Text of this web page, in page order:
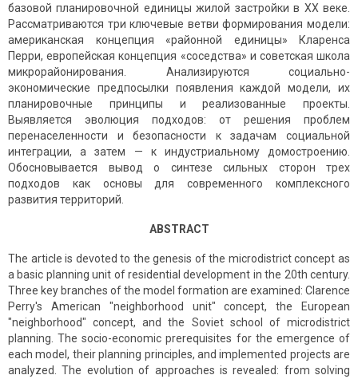
базовой планировочной единицы жилой застройки в XX веке.
Рассматриваются три ключевые ветви формирования модели:
американская концепция «районной единицы» Кларенса
Перри, европейская концепция «соседства» и советская школа
микрорайонирования. Анализируются социально-
экономические предпосылки появления каждой модели, их
планировочные принципы и реализованные проекты.
Выявляется эволюция подходов: от решения проблем
перенаселенности и безопасности к задачам социальной
интеграции, а затем — к индустриальному домостроению.
Обосновывается вывод о синтезе сильных сторон трех
подходов как основы для современного комплексного
развития территорий.
ABSTRACT
The article is devoted to the genesis of the microdistrict concept as
a basic planning unit of residential development in the 20th century.
Three key branches of the model formation are examined: Clarence
Perry's American "neighborhood unit" concept, the European
"neighborhood" concept, and the Soviet school of microdistrict
planning. The socio-economic prerequisites for the emergence of
each model, their planning principles, and implemented projects are
analyzed. The evolution of approaches is revealed: from solving